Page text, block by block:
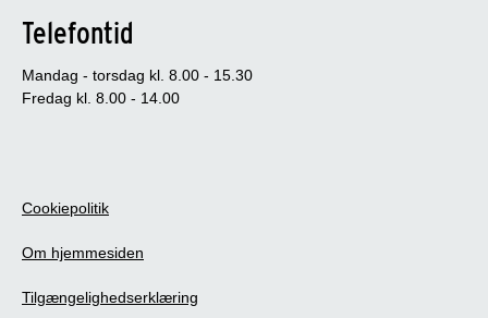
Telefontid
Mandag - torsdag kl. 8.00 - 15.30
Fredag kl. 8.00 - 14.00
Cookiepolitik
Om hjemmesiden
Tilgængelighedserklæring